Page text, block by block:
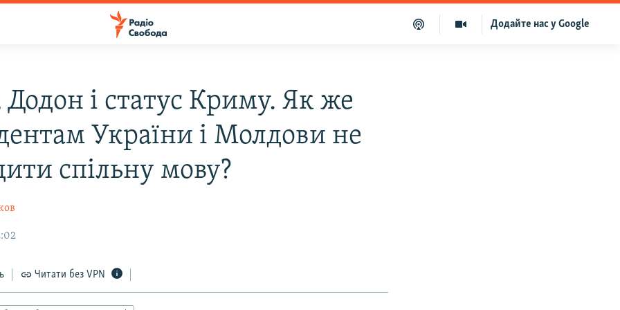
Додайте нас у Google
Додон і статус Криму. Як же
України і Молдови не
спільну мову?
Читати без VPN